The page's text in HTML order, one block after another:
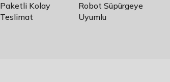
Paketli Kolay
Teslimat
Robot Süpürgeye
Uyumlu